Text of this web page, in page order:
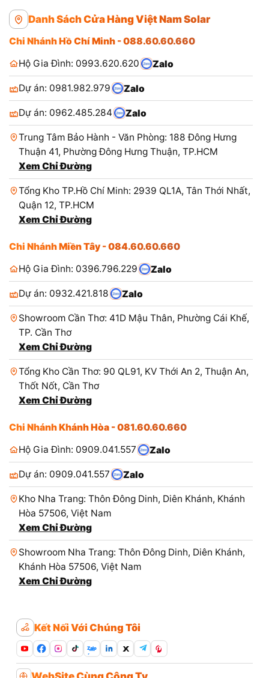
Danh Sách Cửa Hàng Việt Nam Solar
Chi Nhánh Hồ Chí Minh - 088.60.60.660
Hộ Gia Đình: 0993.620.620
Zalo
Dự án: 0981.982.979 Zalo
Dự án: 0962.485.284 Zalo
Trung Tâm Bảo Hành - Văn Phòng: 188 Đông Hưng
Thuận 41, Phường Đông Hưng Thuận, TP.HCM
Xem Chỉ Đường
Tổng Kho TP.Hồ Chí Minh: 2939 QL1A, Tân Thới Nhất,
Quận 12, TP.HCM
Xem Chỉ Đường
Chi Nhánh Miền Tây - 084.60.60.660
Hộ Gia Đình: 0396.796.229
Zalo
Dự án: 0932.421.818 Zalo
Showroom Cần Thơ: 41D Mậu Thân, Phường Cái Khế,
TP. Cần Thơ
Xem Chỉ Đường
Tổng Kho Cần Thơ: 90 QL91, KV Thới An 2, Thuận An,
Thốt Nốt, Cần Thơ
Xem Chỉ Đường
Chi Nhánh Khánh Hòa - 081.60.60.660
Hộ Gia Đình: 0909.041.557
Zalo
Dự án: 0909.041.557 Zalo
Kho Nha Trang: Thôn Đông Dinh, Diên Khánh, Khánh
Hòa 57506, Việt Nam
Xem Chỉ Đường
Showroom Nha Trang: Thôn Đông Dinh, Diên Khánh,
Khánh Hòa 57506, Việt Nam
Xem Chỉ Đường
Kết Nối Với Chúng Tôi
Zalo